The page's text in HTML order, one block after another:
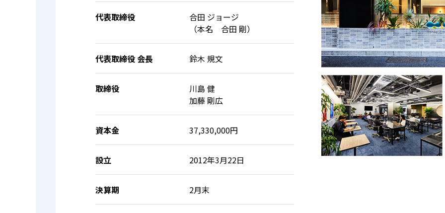
代表取締役
合田 ジョージ
（本名 合田 剛）
代表取締役 会長 鈴木 規文
取締役
川島 健
加藤 剛広
資本金 37,330,000円
設立 2012年3月22日
決算期 2月末